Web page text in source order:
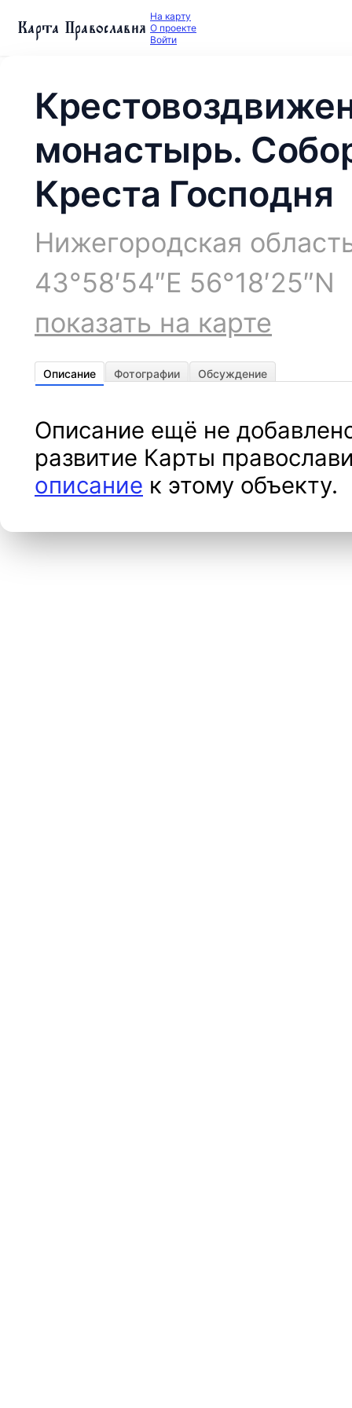
Карта Православия На карту
О проекте
Войти
монастырь.
Креста Господня
Нижегородская
43°58′54″E 56°18′25″N
показать на карте
Описание Фотографии Обсуждение
Описание ещё не
развитие Карты
описание к этому объекту.